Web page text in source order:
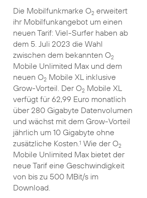
Die Mobilfunkmarke O2erweitert
ihr Mobilfunkangebot um einen
neuen Tarif: Viel-Surfer haben ab
dem 5. Juli 2023 die Wahl
zwischen dem bekannten O2
Mobile Unlimited Max und dem
neuen O2Mobile XL inklusive
Grow-Vorteil. Der O2Mobile XL
verfügt für 62,99 Euro monatlich
über 280 Gigabyte Datenvolumen
und wächst mit dem Grow-Vorteil
jährlich um 10 Gigabyte ohne
zusätzliche Kosten.1 Wie der O2
Mobile Unlimited Max bietet der
neue Tarif eine Geschwindigkeit
von bis zu 500 MBit/s im
Download.